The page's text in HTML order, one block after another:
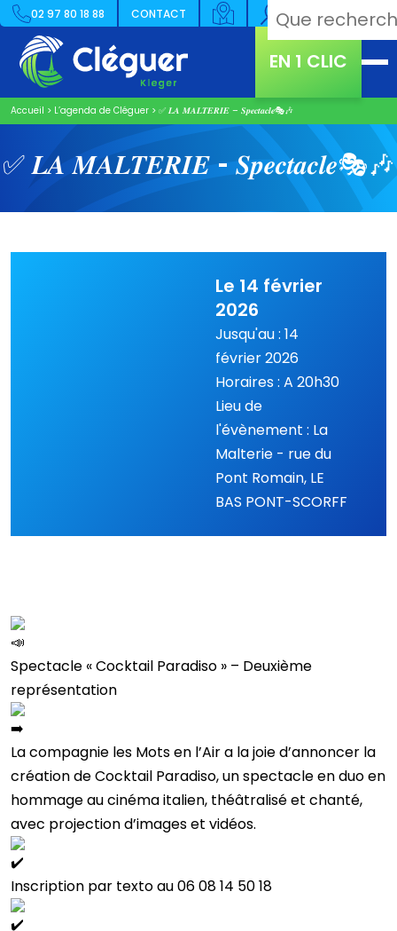
02 97 80 18 88 CONTACT
EN 1 CLIC
Accueil > L’agenda de Cléguer > ✅ 𝑳𝑨 𝑴𝑨𝑳𝑻𝑬𝑹𝑰𝑬 – 𝑺𝒑𝒆𝒄𝒕𝒂𝒄𝒍𝒆🎭🎶
✅ 𝑳𝑨 𝑴𝑨𝑳𝑻𝑬𝑹𝑰𝑬 – 𝑺𝒑𝒆𝒄𝒕𝒂𝒄𝒍𝒆🎭🎶
Le 14 février
2026
Jusqu'au : 14
février 2026
Horaires : A 20h30
Lieu de
l'évènement : La
Malterie - rue du
Pont Romain, LE
BAS PONT-SCORFF
Spectacle « Cocktail Paradiso » – Deuxième
représentation
La compagnie les Mots en l’Air a la joie d’annoncer la
création de Cocktail Paradiso, un spectacle en duo en
hommage au cinéma italien, théâtralisé et chanté,
avec projection d’images et vidéos.
Inscription par texto au 06 08 14 50 18